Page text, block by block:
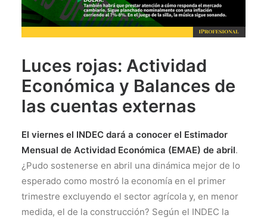
Luces rojas: Actividad
Económica y Balances de
las cuentas externas
El viernes el INDEC dará a conocer el Estimador
Mensual de Actividad Económica (EMAE) de abril.
¿Pudo sostenerse en abril una dinámica mejor de lo
esperado como mostró la economía en el primer
trimestre excluyendo el sector agrícola y, en menor
medida, el de la construcción? Según el INDEC la